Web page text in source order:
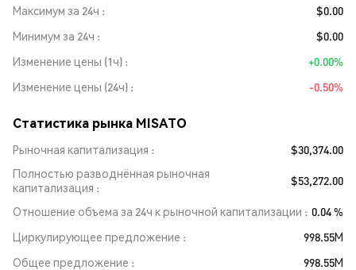
Максимум за 24ч
$0.00
Минимум за 24ч
$0.00
Изменение цены (1ч)
+0.00%
Изменение цены (24ч)
-0.50%
Статистика рынка MISATO
Рыночная капитализация
$30,374.00
Полностью разводнённая рыночная
капитализация
$53,272.00
Отношение объема за 24ч к рыночной капитализации
0.04 %
Циркулирующее предложение
998.55M
Общее предложение
998.55M